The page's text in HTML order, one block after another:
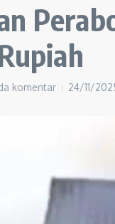
komentar 24/11/